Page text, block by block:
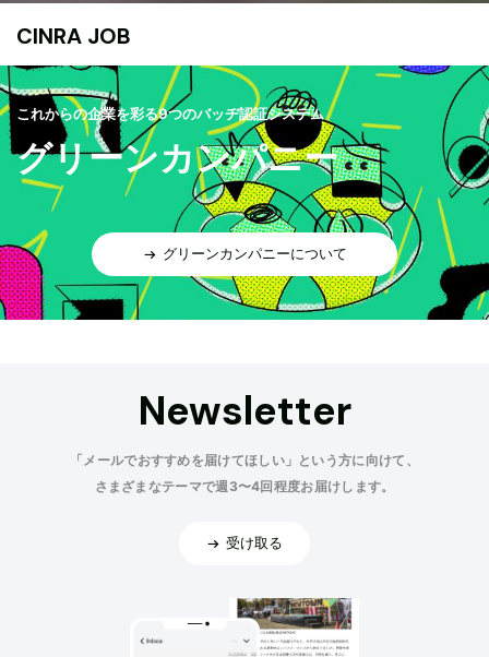
CINRA JOB
これからの企業を彩る9つのバッヂ認証システム
グリーンカンパニー
グリーンカンパニーについて
Newsletter
「メールでおすすめを届けてほしい」という方に向けて、
さまざまなテーマで週3〜4回程度お届けします。
受け取る